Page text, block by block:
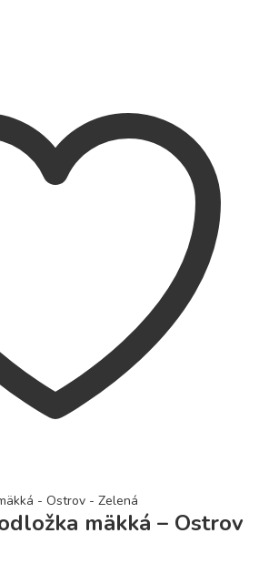
mäkká – Ostrov